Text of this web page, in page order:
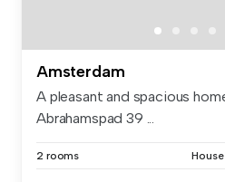
Amsterdam
A pleasant and spacious
Abrahamspad 39 ...
2 rooms House